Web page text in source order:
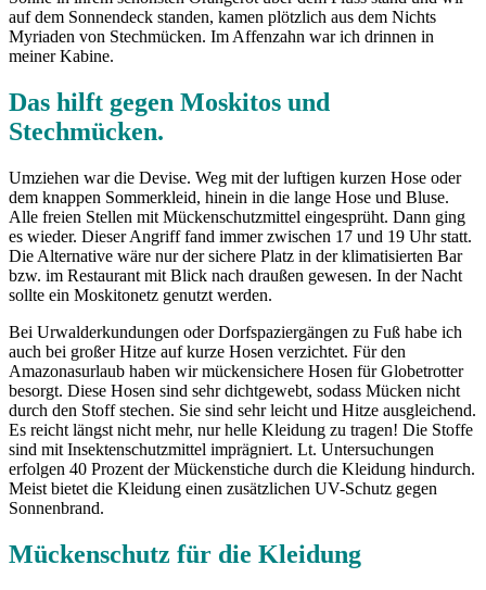
auf dem Sonnendeck standen, kamen plötzlich aus dem Nichts
Myriaden von Stechmücken. Im Affenzahn war ich drinnen in
meiner Kabine.
Das hilft gegen Moskitos und
Stechmücken.
Umziehen war die Devise. Weg mit der luftigen kurzen Hose oder
dem knappen Sommerkleid, hinein in die lange Hose und Bluse.
Alle freien Stellen mit Mückenschutzmittel eingesprüht. Dann ging
es wieder. Dieser Angriff fand immer zwischen 17 und 19 Uhr statt.
Die Alternative wäre nur der sichere Platz in der klimatisierten Bar
bzw. im Restaurant mit Blick nach draußen gewesen. In der Nacht
sollte ein Moskitonetz genutzt werden.
Bei Urwalderkundungen oder Dorfspaziergängen zu Fuß habe ich
auch bei großer Hitze auf kurze Hosen verzichtet. Für den
Amazonasurlaub haben wir mückensichere Hosen für Globetrotter
besorgt. Diese Hosen sind sehr dichtgewebt, sodass Mücken nicht
durch den Stoff stechen. Sie sind sehr leicht und Hitze ausgleichend.
Es reicht längst nicht mehr, nur helle Kleidung zu tragen! Die Stoffe
sind mit Insektenschutzmittel imprägniert. Lt. Untersuchungen
erfolgen 40 Prozent der Mückenstiche durch die Kleidung hindurch.
Meist bietet die Kleidung einen zusätzlichen UV-Schutz gegen
Sonnenbrand.
Mückenschutz für die Kleidung